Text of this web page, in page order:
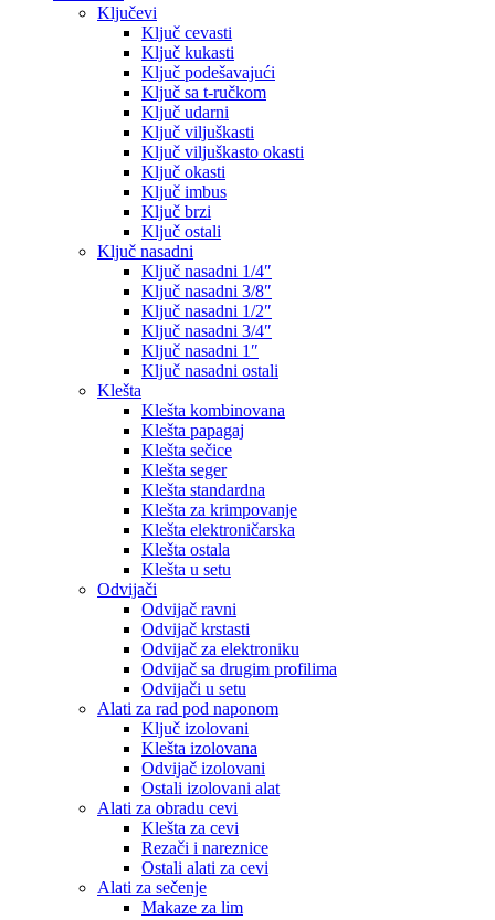
Ključevi
Ključ cevasti
Ključ kukasti
Ključ podešavajući
Ključ sa t-ručkom
Ključ udarni
Ključ viljuškasti
Ključ viljuškasto okasti
Ključ okasti
Ključ imbus
Ključ brzi
Ključ ostali
Ključ nasadni
Ključ nasadni 1/4″
Ključ nasadni 3/8″
Ključ nasadni 1/2″
Ključ nasadni 3/4″
Ključ nasadni 1″
Ključ nasadni ostali
Klešta
Klešta kombinovana
Klešta papagaj
Klešta sečice
Klešta seger
Klešta standardna
Klešta za krimpovanje
Klešta elektroničarska
Klešta ostala
Klešta u setu
Odvijači
Odvijač ravni
Odvijač krstasti
Odvijač za elektroniku
Odvijač sa drugim profilima
Odvijači u setu
Alati za rad pod naponom
Ključ izolovani
Klešta izolovana
Odvijač izolovani
Ostali izolovani alat
Alati za obradu cevi
Klešta za cevi
Rezači i nareznice
Ostali alati za cevi
Alati za sečenje
Makaze za lim